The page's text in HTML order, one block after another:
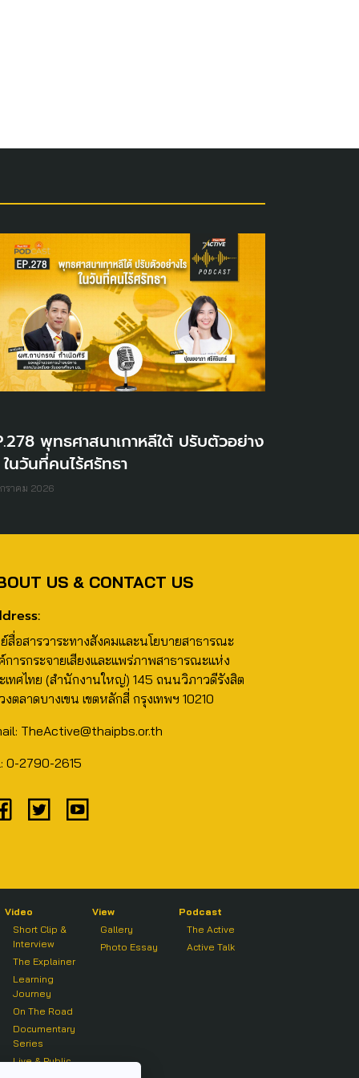
พุทธศาสนาเกาหลีใต้ ปรับตัวอย่าง
ในวันที่คนไร้ศรัทธา
กราคม 2026
US & CONTACT US
สื่อสารวาระทางสังคมและนโยบายสาธารณะ
การกระจายเสียงและแพร่ภาพสาธารณะแห่ง
เทศไทย (สำนักงานใหญ่) 145 ถนนวิภาวดีรังสิต
งตลาดบางเขน เขตหลักสี่ กรุงเทพฯ 10210
TheActive@thaipbs.or.th
0-2790-2615
Video
Short Clip &
Interview
The Explainer
Learning
Journey
On The Road
Documentary
Series
Live & Public
View
Gallery
Photo Essay
Podcast
The Active
Active Talk